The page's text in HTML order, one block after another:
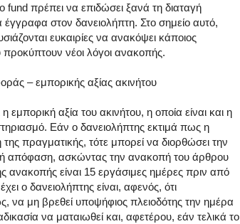
fund πρέπει να επιδώσει ξανά τη διαταγή
στον δανειολήπτη. Στο σημείο αυτό,
ευκαιρίες να ανακόψει κάποιος
νέοι λόγοι ανακοπής.
– εμπορικής αξίας ακινήτου
εμπορική αξία του ακινήτου, η οποία είναι και η
Εάν ο δανειολήπτης εκτιμά πως η
πραγματικής, τότε μπορεί να διορθώσει την
απόφαση, ασκώντας την ανακοπή του άρθρου
ανακοπής είναι 15 εργάσιμες ημέρες πριν από
ο δανειολήπτης είναι, αφενός, ότι
να μη βρεθεί υποψήφιος πλειοδότης την ημέρα
να ματαιωθεί και, αφετέρου, εάν τελικά το